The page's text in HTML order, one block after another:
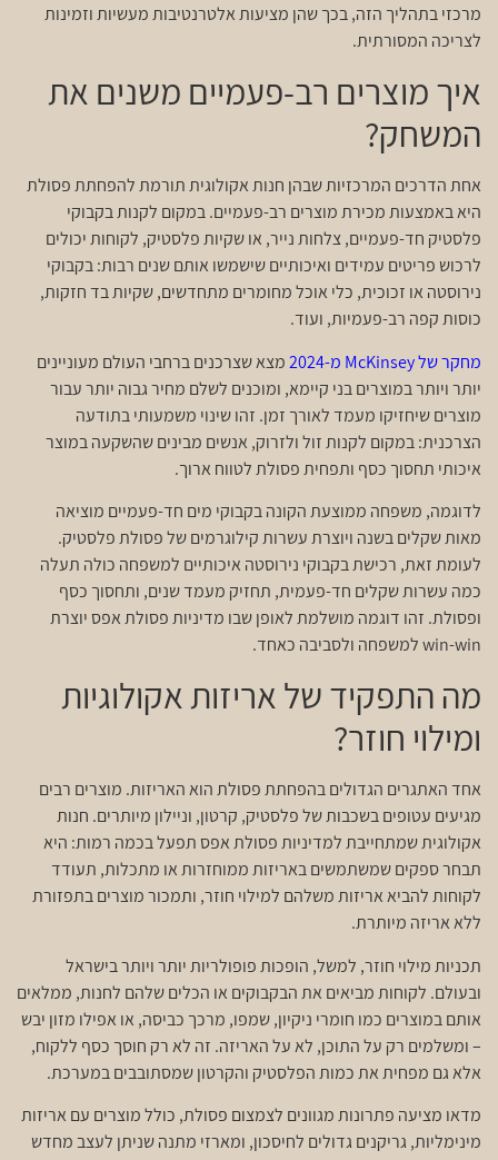
מרכזי בתהליך הזה, בכך שהן מציעות אלטרנטיבות מעשיות וזמינות
לצריכה המסורתית.
איך מוצרים רב-פעמיים משנים את
המשחק?
אחת הדרכים המרכזיות שבהן חנות אקולוגית תורמת להפחתת פסולת
היא באמצעות מכירת מוצרים רב-פעמיים. במקום לקנות בקבוקי
פלסטיק חד-פעמיים, צלחות נייר, או שקיות פלסטיק, לקוחות יכולים
לרכוש פריטים עמידים ואיכותיים שישמשו אותם שנים רבות: בקבוקי
נירוסטה או זכוכית, כלי אוכל מחומרים מתחדשים, שקיות בד חזקות,
כוסות קפה רב-פעמיות, ועוד.
מחקר של McKinsey מ-2024
מצא שצרכנים ברחבי העולם מעוניינים
יותר ויותר במוצרים בני קיימא, ומוכנים לשלם מחיר גבוה יותר עבור
מוצרים שיחזיקו מעמד לאורך זמן. זהו שינוי משמעותי בתודעה
הצרכנית: במקום לקנות זול ולזרוק, אנשים מבינים שהשקעה במוצר
איכותי תחסוך כסף ותפחית פסולת לטווח ארוך.
לדוגמה, משפחה ממוצעת הקונה בקבוקי מים חד-פעמיים מוציאה
מאות שקלים בשנה ויוצרת עשרות קילוגרמים של פסולת פלסטיק.
לעומת זאת, רכישת בקבוקי נירוסטה איכותיים למשפחה כולה תעלה
כמה עשרות שקלים חד-פעמית, תחזיק מעמד שנים, ותחסוך כסף
ופסולת. זהו דוגמה מושלמת לאופן שבו מדיניות פסולת אפס יוצרת
win-win למשפחה ולסביבה כאחד.
מה התפקיד של אריזות אקולוגיות
ומילוי חוזר?
אחד האתגרים הגדולים בהפחתת פסולת הוא האריזות. מוצרים רבים
מגיעים עטופים בשכבות של פלסטיק, קרטון, וניילון מיותרים. חנות
אקולוגית שמתחייבת למדיניות פסולת אפס תפעל בכמה רמות: היא
תבחר ספקים שמשתמשים באריזות ממוחזרות או מתכלות, תעודד
לקוחות להביא אריזות משלהם למילוי חוזר, ותמכור מוצרים בתפזורת
ללא אריזה מיותרת.
תכניות מילוי חוזר, למשל, הופכות פופולריות יותר ויותר בישראל
ובעולם. לקוחות מביאים את הבקבוקים או הכלים שלהם לחנות, ממלאים
אותם במוצרים כמו חומרי ניקיון, שמפו, מרכך כביסה, או אפילו מזון יבש
– ומשלמים רק על התוכן, לא על האריזה. זה לא רק חוסך כסף ללקוח,
אלא גם מפחית את כמות הפלסטיק והקרטון שמסתובבים במערכת.
מדאו מציעה פתרונות מגוונים לצמצום פסולת, כולל מוצרים עם אריזות
מינימליות, גריקנים גדולים לחיסכון, ומארזי מתנה שניתן לעצב מחדש